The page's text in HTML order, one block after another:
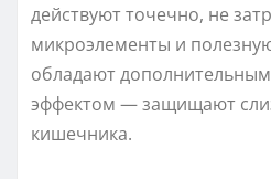
действуют точечно, не
микроэлементы и
обладают
эффектом — защищают
кишечника.